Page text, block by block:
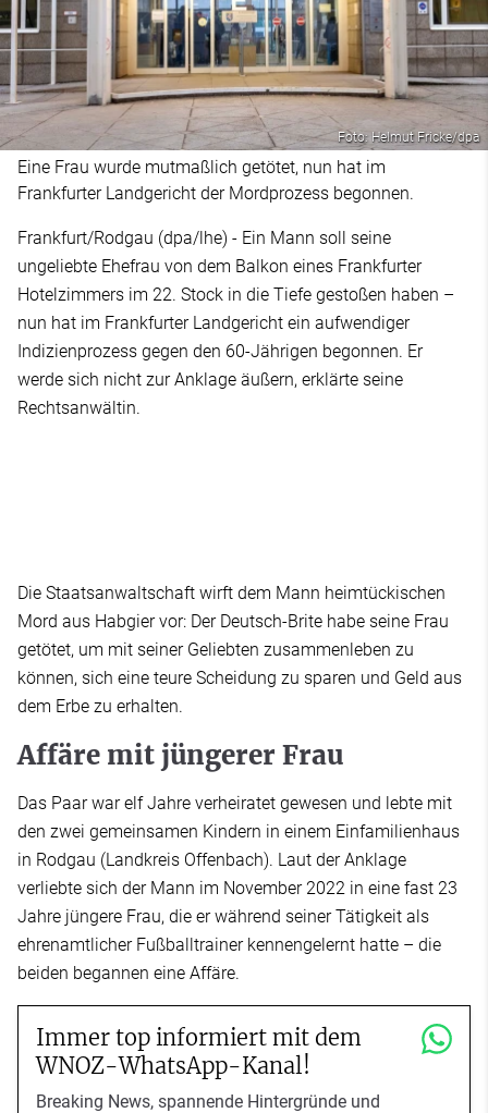
Foto: Helmut Fricke/dpa
Eine Frau wurde mutmaßlich getötet, nun hat im
Frankfurter Landgericht der Mordprozess begonnen.
Frankfurt/Rodgau (dpa/lhe) - Ein Mann soll seine
ungeliebte Ehefrau von dem Balkon eines Frankfurter
Hotelzimmers im 22. Stock in die Tiefe gestoßen haben –
nun hat im Frankfurter Landgericht ein aufwendiger
Indizienprozess gegen den 60-Jährigen begonnen. Er
werde sich nicht zur Anklage äußern, erklärte seine
Rechtsanwältin.
Die Staatsanwaltschaft wirft dem Mann heimtückischen
Mord aus Habgier vor: Der Deutsch-Brite habe seine Frau
getötet, um mit seiner Geliebten zusammenleben zu
können, sich eine teure Scheidung zu sparen und Geld aus
dem Erbe zu erhalten.
Affäre mit jüngerer Frau
Das Paar war elf Jahre verheiratet gewesen und lebte mit
den zwei gemeinsamen Kindern in einem Einfamilienhaus
in Rodgau (Landkreis Offenbach). Laut der Anklage
verliebte sich der Mann im November 2022 in eine fast 23
Jahre jüngere Frau, die er während seiner Tätigkeit als
ehrenamtlicher Fußballtrainer kennengelernt hatte – die
beiden begannen eine Affäre.
Immer top informiert mit dem
WNOZ-WhatsApp-Kanal!
Breaking News, spannende Hintergründe und